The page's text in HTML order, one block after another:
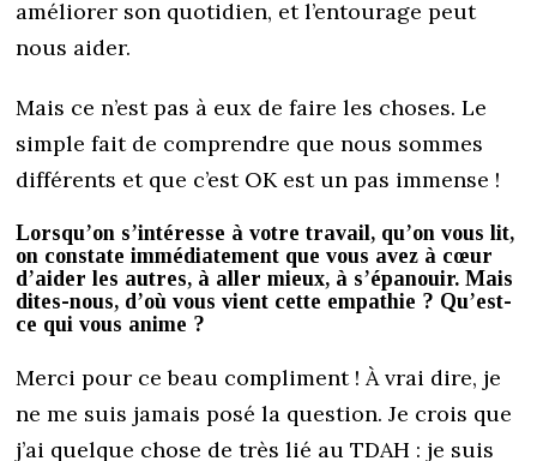
améliorer son quotidien, et l’entourage peut
nous aider.
Mais ce n’est pas à eux de faire les choses. Le
simple fait de comprendre que nous sommes
différents et que c’est OK est un pas immense !
Lorsqu’on s’intéresse à votre travail, qu’on vous lit,
on constate immédiatement que vous avez à cœur
d’aider les autres, à aller mieux, à s’épanouir. Mais
dites-nous, d’où vous vient cette empathie ? Qu’est-
ce qui vous anime ?
Merci pour ce beau compliment ! À vrai dire, je
ne me suis jamais posé la question. Je crois que
j’ai quelque chose de très lié au TDAH : je suis